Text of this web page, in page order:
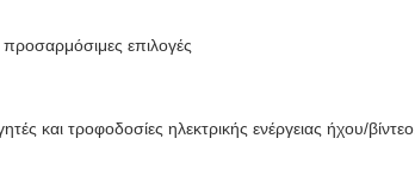
επιλογές
και τροφοδοσίες ηλεκτρικής ενέργειας ήχου/βίντεο.